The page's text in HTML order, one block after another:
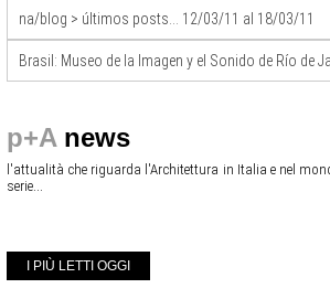
na/blog > últimos posts… 12/03/11 al 18/03/11
p+A news
l'attualità che riguarda l'Architettura in Italia e nel
serie...
I PIÙ LETTI OGGI